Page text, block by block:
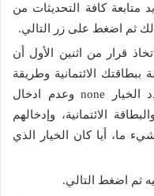
متابعة كافة التحديثات من
ثم اضغط على زر التالي.
قرار من اثنين الأول أن
ببطاقتك الائتمانية وطريقة
الدفع المفضلة لك، أو أنك تحدد الخيار none وعدم ادخال
الائتمانية، وإدخالهم
ما، أيا كان الخيار الذي
ثم اضغط التالي.